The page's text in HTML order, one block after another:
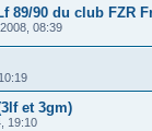
89/90 du club FZR
08:39
et 3gm)
19:10